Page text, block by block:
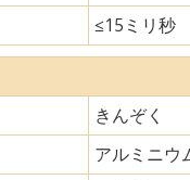
≤15ミリ秒
きんぞく
アルミニウ